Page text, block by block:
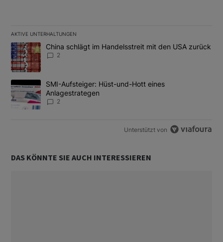
AKTIVE UNTERHALTUNGEN
Das Folgende ist eine Liste der am meisten kommentierten
Ein Trendartikel mit dem Titel "China schlägt im Handelsstreit
China schlägt im Handelsstreit mit den USA zurück
2
Ein Trendartikel mit dem Titel "SMI-Aufsteiger: Hüst-und-Hott
SMI-Aufsteiger: Hüst-und-Hott eines
Anlagestrategen
2
Unterstützt von
DAS KÖNNTE SIE AUCH INTERESSIEREN